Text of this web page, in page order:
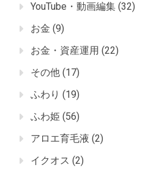
YouTube・動画編集 (32)
お金 (9)
お金・資産運用 (22)
その他 (17)
ふわり (19)
ふわ姫 (56)
アロエ育毛液 (2)
イクオス (2)